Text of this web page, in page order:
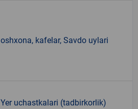
oshxona, kafelar, Savdo uylari
Yer uchastkalari (tadbirkorlik)